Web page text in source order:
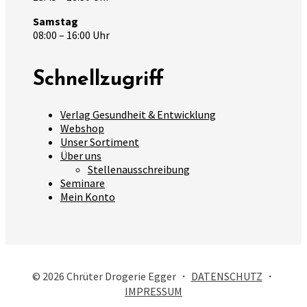
Samstag
08:00 – 16:00 Uhr
Schnellzugriff
Verlag Gesundheit & Entwicklung
Webshop
Unser Sortiment
Über uns
Stellenausschreibung
Seminare
Mein Konto
© 2026 Chrüter Drogerie Egger ・ DATENSCHUTZ ・
IMPRESSUM